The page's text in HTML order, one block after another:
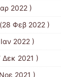
2022 )
Φεβ 2022 )
2022 )
Δεκ 2021 )
2021 )